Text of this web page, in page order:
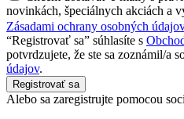
novinkách, špeciálnych akciách a
Zásadami ochrany osobných údajov
“Registrovať sa” súhlasíte s
potvrdzujete, že ste sa zoznámil/a
údajov.
Registrovať sa
Alebo sa zaregistrujte pomocou